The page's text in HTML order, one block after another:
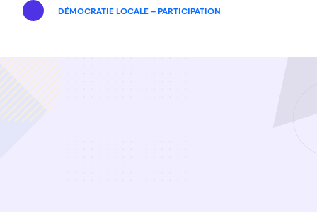
DÉMOCRATIE LOCALE – PARTICIPATION